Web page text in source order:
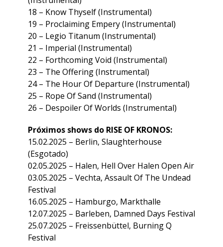
18 – Know Thyself (Instrumental)
19 – Proclaiming Empery (Instrumental)
20 – Legio Titanum (Instrumental)
21 – Imperial (Instrumental)
22 – Forthcoming Void (Instrumental)
23 – The Offering (Instrumental)
24 – The Hour Of Departure (Instrumental)
25 – Rope Of Sand (Instrumental)
26 – Despoiler Of Worlds (Instrumental)
Próximos shows do RISE OF KRONOS:
15.02.2025 – Berlin, Slaughterhouse
(Esgotado)
02.05.2025 – Halen, Hell Over Halen Open Air
03.05.2025 – Vechta, Assault Of The Undead
Festival
16.05.2025 – Hamburgo, Markthalle
12.07.2025 – Barleben, Damned Days Festival
25.07.2025 – Freissenbüttel, Burning Q
Festival